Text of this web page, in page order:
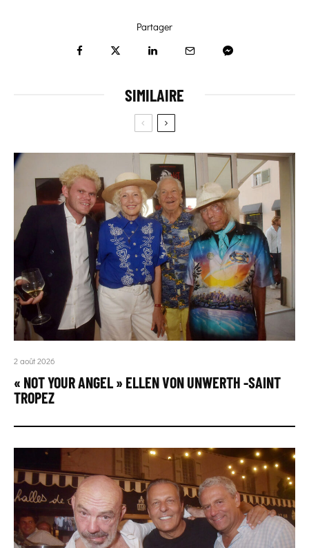
Partager
SIMILAIRE
2 août 2026
« NOT YOUR ANGEL » ELLEN VON UNWERTH -SAINT
TROPEZ